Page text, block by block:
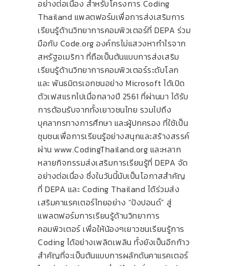
อย่างต่อเนื่อง สำหรับโครงการ Coding
Thailand แพลตฟอร์มเพื่อการส่งเสริมการ
เรียนรู้ด้านวิทยาการคอมพิวเตอร์ที่ DEPA ร่วม
มือกับ Code.org องค์กรไม่แสวงหากำไรจาก
สหรัฐอเมริกา ที่ถือเป็นต้นแบบการส่งเสริม
เรียนรู้ด้านวิทยาการคอมพิวเตอร์ระดับโลก
และ พันธมิตรเอกชนอย่าง Microsoft ได้เปิด
ตัวเฟสแรกไปเมื่อกลางปี 2561 ที่ผ่านมา ได้รับ
การต้อนรับจากทั้งเยาวชนไทย รวมไปถึง
บุคลากรทางการศึกษา และผู้ปกครอง ที่ใช้เป็น
ชุมชนเพื่อการเรียนรู้อย่างสนุกและสร้างสรรค์
ผ่าน www.CodingThailand.org และหลาก
หลายกิจกรรมส่งเสริมการเรียนรู้ที่ DEPA จัด
อย่างต่อเนื่อง ซึ่งในวันนี้นับเป็นโอกาสสำคัญ
ที่ DEPA และ Coding Thailand ได้ร่วมส่ง
เสริมคาแรคเตอร์ไทยอย่าง “ปังปอนด์” สู่
แพลตฟอร์มการเรียนรู้ด้านวิทยาการ
คอมพิวเตอร์ เพื่อให้น้องๆเยาวชนเรียนรู้การ
Coding ได้อย่างเพลิดเพลิน ทั้งยังเป็นอีกก้าว
สำคัญที่จะเป็นต้นแบบการผลักดันคาแรคเตอร์